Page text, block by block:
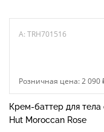
A: TRH701516
Розничная цена: 2 090
Крем-баттер для
Hut Moroccan Rose